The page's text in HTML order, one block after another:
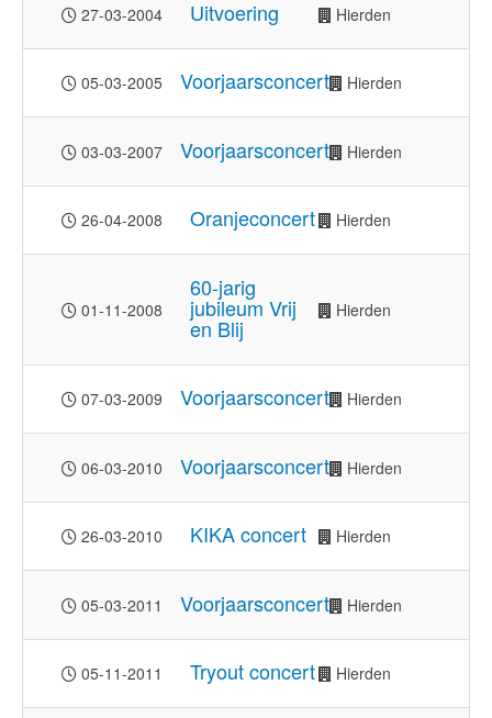
27-03-2004 Uitvoering Hierden
05-03-2005 Voorjaarsconcert Hierden
03-03-2007 Voorjaarsconcert Hierden
26-04-2008 Oranjeconcert Hierden
01-11-2008
60-jarig
jubileum Vrij
en Blij
Hierden
07-03-2009 Voorjaarsconcert Hierden
06-03-2010 Voorjaarsconcert Hierden
26-03-2010 KIKA concert Hierden
05-03-2011 Voorjaarsconcert Hierden
05-11-2011 Tryout concert Hierden